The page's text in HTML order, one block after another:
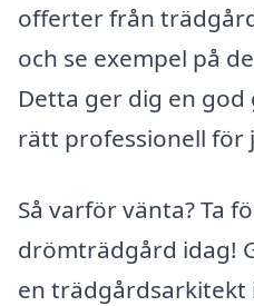
offerter från
och se exempel på
Detta ger dig en
rätt professionell för
Så varför vänta? Ta
drömträdgård idag!
en trädgårdsarkitekt